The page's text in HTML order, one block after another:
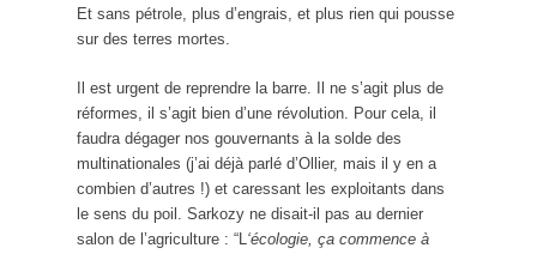
Et sans pétrole, plus d’engrais, et plus rien qui pousse
sur des terres mortes.
Il est urgent de reprendre la barre. Il ne s’agit plus de
réformes, il s’agit bien d’une révolution. Pour cela, il
faudra dégager nos gouvernants à la solde des
multinationales (j’ai déjà parlé d’Ollier, mais il y en a
combien d’autres !) et caressant les exploitants dans
le sens du poil. Sarkozy ne disait-il pas au dernier
salon de l’agriculture : “L‘écologie, ça commence à